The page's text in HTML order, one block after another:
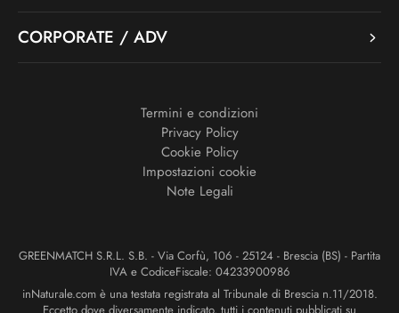
CORPORATE / ADV
Termini e condizioni
Privacy Policy
Cookie Policy
Impostazioni cookie
Note Legali
GREENMATCH S.R.L. S.B. - Via Corfù, 106 - 25124 - Brescia (BS) - Partita
IVA e CodiceFiscale: 04233900986
inNaturale.com è una testata registrata al Tribunale di Brescia n.11/2018.